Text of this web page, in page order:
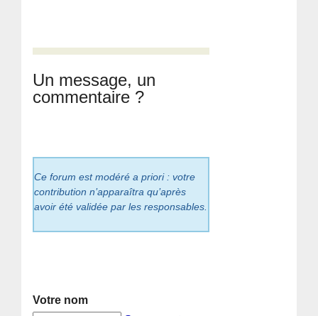
Un message, un
commentaire ?
Ce forum est modéré a priori : votre
contribution n’apparaîtra qu’après
avoir été validée par les responsables.
Votre nom